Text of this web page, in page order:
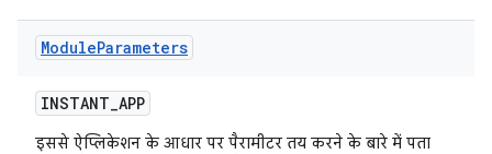
ModuleParameters
INSTANT_APP
इससे ऐप्लिकेशन के आधार पर पैरामीटर तय करने के बारे में पता